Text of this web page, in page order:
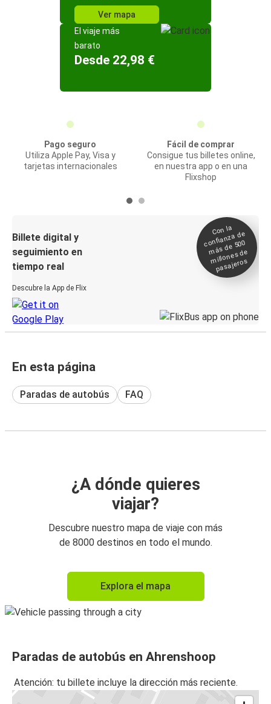
Ver mapa
El viaje más
barato
Desde 22,98 €
Pago seguro
Utiliza Apple Pay, Visa y
tarjetas internacionales
Fácil de comprar
Consigue tus billetes online,
en nuestra app o en una
Flixshop
Billete digital y
seguimiento en
tiempo real
Descubre la App de Flix
Con la
confianza de
más de 500
millones de
pasajeros
En esta página
Paradas de autobús FAQ
¿A dónde quieres
viajar?
Descubre nuestro mapa de viaje con más
de 8000 destinos en todo el mundo.
Explora el mapa
Paradas de autobús en Ahrenshoop
Atención: tu billete incluye la dirección más reciente.